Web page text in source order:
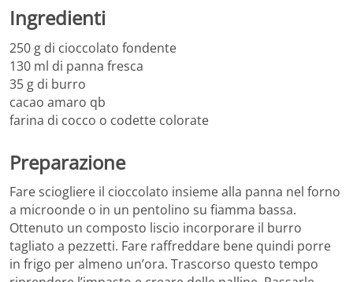
Ingredienti
250 g di cioccolato fondente
130 ml di panna fresca
35 g di burro
cacao amaro qb
farina di cocco o codette colorate
Preparazione
Fare sciogliere il cioccolato insieme alla panna nel forno
a microonde o in un pentolino su fiamma bassa.
Ottenuto un composto liscio incorporare il burro
tagliato a pezzetti. Fare raffreddare bene quindi porre
in frigo per almeno un’ora. Trascorso questo tempo